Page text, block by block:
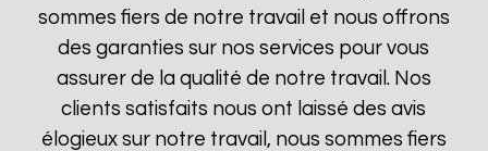
sommes fiers de notre travail et nous offrons
des garanties sur nos services pour vous
assurer de la qualité de notre travail. Nos
clients satisfaits nous ont laissé des avis
élogieux sur notre travail, nous sommes fiers